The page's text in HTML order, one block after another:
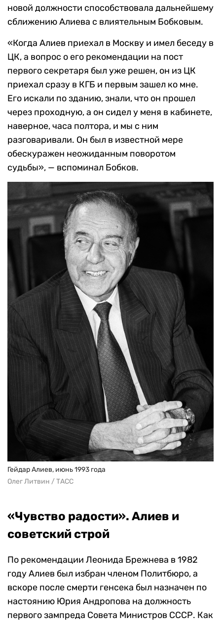
новой должности способствовала дальнейшему
сближению Алиева с влиятельным Бобковым.
«Когда Алиев приехал в Москву и имел беседу в
ЦК, а вопрос о его рекомендации на пост
первого секретаря был уже решен, он из ЦК
приехал сразу в КГБ и первым зашел ко мне.
Его искали по зданию, знали, что он прошел
через проходную, а он сидел у меня в кабинете,
наверное, часа полтора, и мы с ним
разговаривали. Он был в известной мере
обескуражен неожиданным поворотом
судьбы», — вспоминал Бобков.
Гейдар Алиев, июнь 1993 года
Олег Литвин / ТАСС
«Чувство радости». Алиев и
советский строй
По рекомендации Леонида Брежнева в 1982
году Алиев был избран членом Политбюро, а
вскоре после смерти генсека был назначен по
настоянию Юрия Андропова на должность
первого зампреда Совета Министров СССР. Как